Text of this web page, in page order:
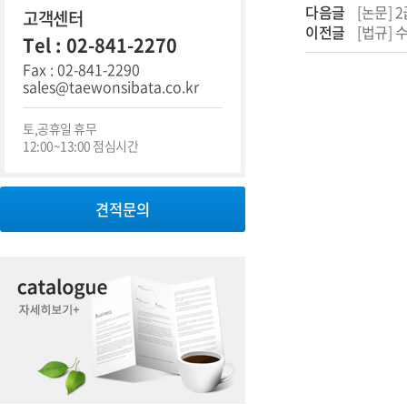
고객센터
Tel : 02-841-2270
Fax : 02-841-2290
sales@taewonsibata.co.kr
토,공휴일 휴무
12:00~13:00 점심시간
견적문의
다음글
[논문]
이전글
[법규]